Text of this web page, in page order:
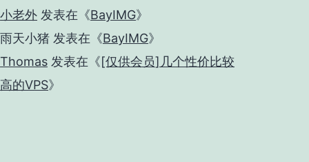
小老外 发表在《BayIMG》
雨天小猪 发表在《BayIMG》
Thomas 发表在《[仅供会员]几个性价比较
高的VPS》